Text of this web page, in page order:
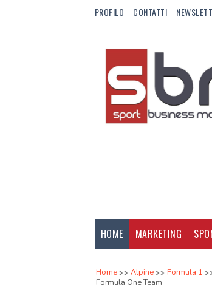
PROFILO CONTATTI
HOME MARKETING
Home Alpine Formula 1
Formula One Team